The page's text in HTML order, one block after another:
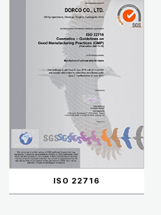
ISO 22716